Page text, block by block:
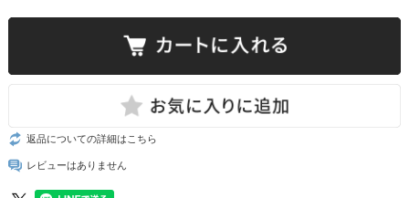
返品についての詳細はこちら
レビューはありません